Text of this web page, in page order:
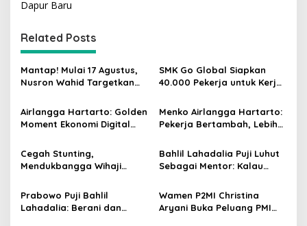
a
v
i
a
i
o
n
Dapur Baru
Related Posts
Mantap! Mulai 17 Agustus,
Nusron Wahid Targetkan
10 Hari
SMK Go Global Siapkan
40.000 Pekerja untuk Kerja
Agustus
Airlangga Hartarto: Golden
Moment Ekonomi Digital
Menko Airlangga Hartarto:
Pekerja Bertambah, Lebih
Cegah Stunting,
Mendukbangga Wihaji
Bantu Rumah Layak Huni
Bahlil Lahadalia Puji Luhut
Sebagai Mentor: Kalau
Ajaran Beliau
Prabowo Puji Bahlil
Lahadalia: Berani dan
Wamen P2MI Christina
Aryani Buka Peluang PMI